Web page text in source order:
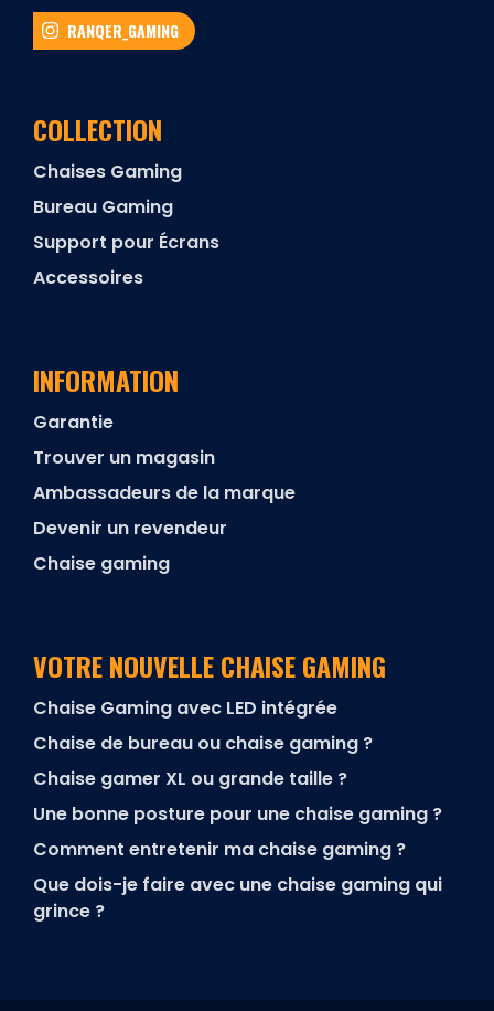
RANQER_GAMING
COLLECTION
Chaises Gaming
Bureau Gaming
Support pour Écrans
Accessoires
INFORMATION
Garantie
Trouver un magasin
Ambassadeurs de la marque
Devenir un revendeur
Chaise gaming
VOTRE NOUVELLE CHAISE GAMING
Chaise Gaming avec LED intégrée
Chaise de bureau ou chaise gaming ?
Chaise gamer XL ou grande taille ?
Une bonne posture pour une chaise gaming ?
Comment entretenir ma chaise gaming ?
Que dois-je faire avec une chaise gaming qui
grince ?